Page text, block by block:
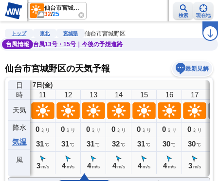
仙台市宮城野区
32/25 検索 現在地
雨雲レーダー 台風情報 地震情報 ラ
トップ 東北 宮城県
仙台市宮城野区
台風情報
台風13号・15号｜今後の予想進路
仙台市宮城野区の天気予報 最新見解
日
時
天気
降水
気温
風
7日(金)
10
0ミリ
30℃
11
0 ミリ
31℃
3 m/s
12
0 ミリ
31℃
4 m/s
13
0 ミリ
31℃
4 m/s
14
0 ミリ
32℃
4 m/s
15
0 ミリ
31℃
4 m/s
16
0 ミリ
30℃
4 m/s
17
0 ミリ
30℃
3 m/s